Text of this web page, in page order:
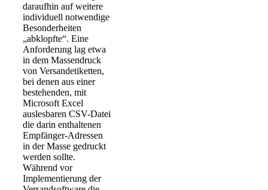
daraufhin auf weitere
individuell notwendige
Besonderheiten
„abklopfte“. Eine
Anforderung lag etwa
in dem Massendruck
von Versandetiketten,
bei denen aus einer
bestehenden, mit
Microsoft Excel
auslesbaren CSV-Datei
die darin enthaltenen
Empfänger-Adressen
in der Masse gedruckt
werden sollte.
Während vor
Implementierung der